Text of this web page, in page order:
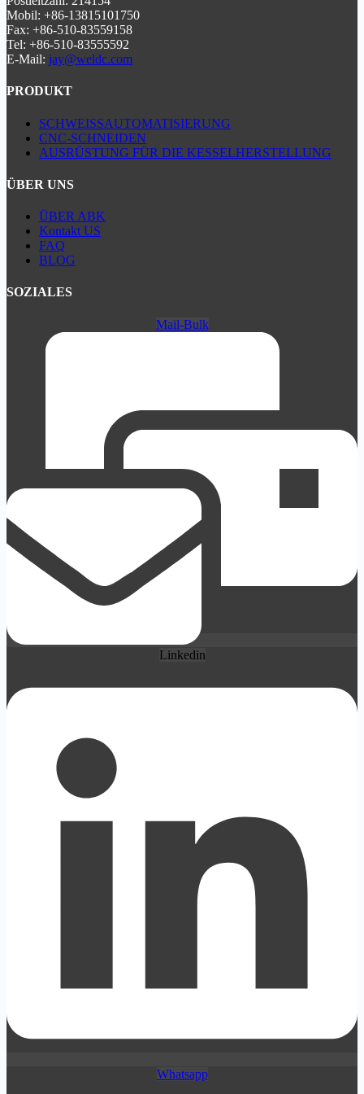
Diemodulare Konstruktion
um 50%.ISO9001 und CE zertifiziert
Mobil: +86-13815101750
Fax: +86-510-83559158
Tel: +86-510-83555592
E-Mail: jay@weldc.com
PRODUKT
SCHWEISSAUTOMATISIERUNG
CNC-SCHNEIDEN
AUSRÜSTUNG FÜR DIE KESSELHERSTELLUNG
ÜBER UNS
ÜBER ABK
Kontakt US
FAQ
BLOG
SOZIALES
Mail-Bulk
Linkedin
Whatsapp